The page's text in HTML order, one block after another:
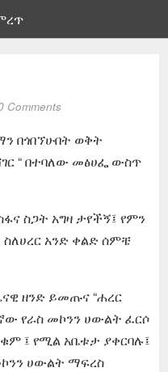
Comments
በጎበኘሁበት ወቅት
“ በተባለው መፅሀፌ ውስጥ
ስጋት አግዛ ታየችኝ፤ የምን
አንድ ቀልድ ሰምቼ
ዘንድ ይመጡና “ሐረር
የራስ መኮንን ሀውልት ፈርሶ
፤ የሚል አቤቱታ ያቀርባሉ፤
ሀውልት ማፍረስ